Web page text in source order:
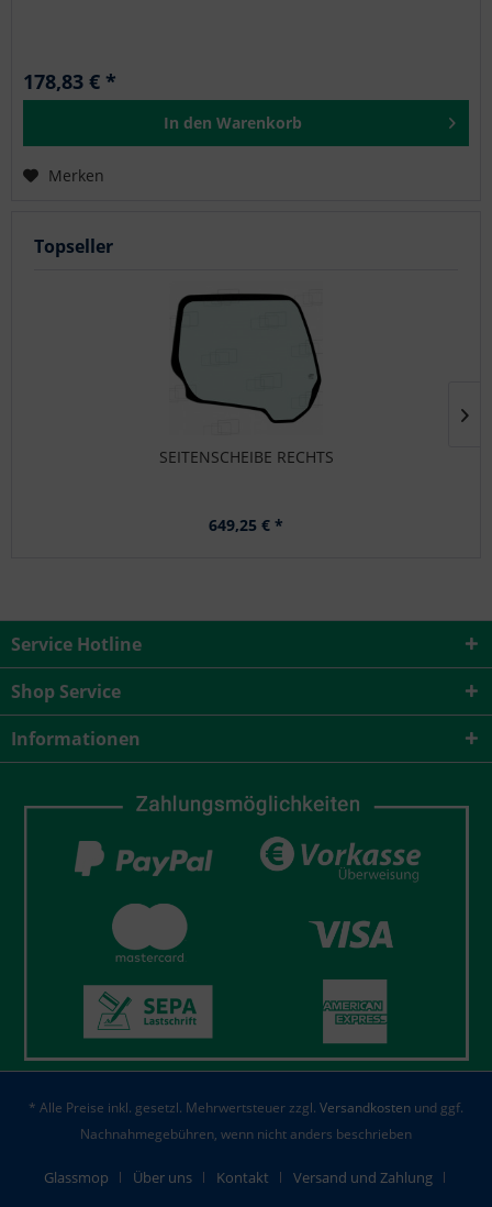
Topseller
SEITENSCHEIBE RECHTS
649,25 € *
178,83 € *
In den Warenkorb
Merken
Service Hotline
Shop Service
Informationen
* Alle Preise inkl. gesetzl. Mehrwertsteuer zzgl. Versandkosten und ggf.
Nachnahmegebühren, wenn nicht anders beschrieben
Glassmop Über uns Kontakt
Versand und Zahlung